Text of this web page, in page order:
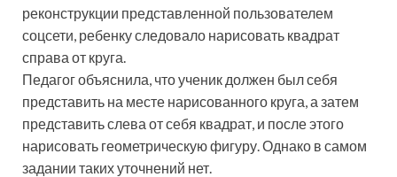
реконструкции представленной пользователем
соцсети, ребенку следовало нарисовать квадрат
справа от круга.
Педагог объяснила, что ученик должен был себя
представить на месте нарисованного круга, а затем
представить слева от себя квадрат, и после этого
нарисовать геометрическую фигуру. Однако в самом
задании таких уточнений нет.